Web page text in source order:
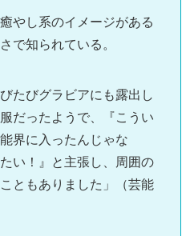
やし系のイメージがある
で知られている。
たびグラビアにも露出し
だったようで、『こうい
界に入ったんじゃな
い！』と主張し、周囲の
ともありました」（芸能